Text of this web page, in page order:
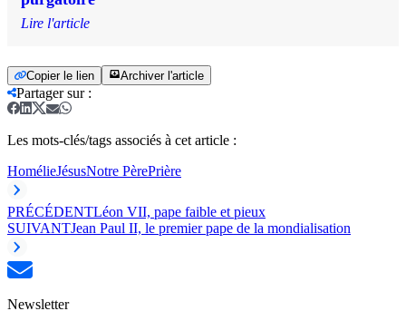
Lire l'article
Copier le lien Archiver l'article
Partager sur:
Les mots-clés/tags associés à cet article :
HomélieJésusNotre PèrePrière
PRÉCÉDENTLéon VII, pape faible et pieux
SUIVANTJean Paul II, le premier pape de la mondialisation
Newsletter